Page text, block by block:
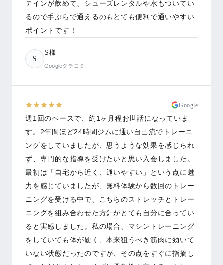
テインが飲めて、シューズレンタルや水もついてい
るので手ぶらで通えるのもとても便利で通いやすい
ポイントです！
S
S様
Googleクチコミ
Google
週1回のペースで、約1ヶ月程お世話になっていま
す。2年間ほど24時間ジムに通い自己流でトレーニ
ングをしていましたが、思うような効果を感じられ
ず、専門的な指導を受けたいと思い入会しました。
最初は「自宅から近く、通いやすい」という点に魅
力を感じていましたが、無料体験から数回のトレー
ニングを受ける中で、こちらのストレッチとトレー
ニングを組み合わせた方針がとても自分に合ってい
ると実感しました。私の場合、マシントレーニング
をしていても体が硬く、本来狙うべき筋肉に効いて
いない状態だったのですが、その点をすぐに指摘し